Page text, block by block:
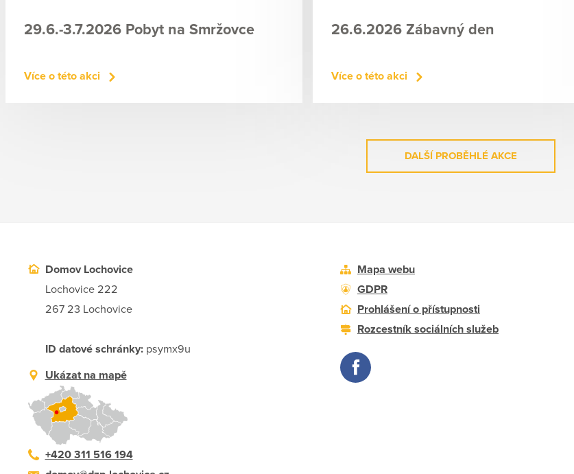
29.6.-3.7.2026 Pobyt na Smržovce
Více o této akci
26.6.2026 Zábavný den
Více o této akci
DALŠÍ PROBĚHLÉ AKCE
Domov Lochovice
Lochovice 222
267 23 Lochovice
ID datové schránky:psymx9u
Ukázat na mapě
+420 311 516 194
Mapa webu
GDPR
Prohlášení o přístupnosti
Rozcestník sociálních služeb